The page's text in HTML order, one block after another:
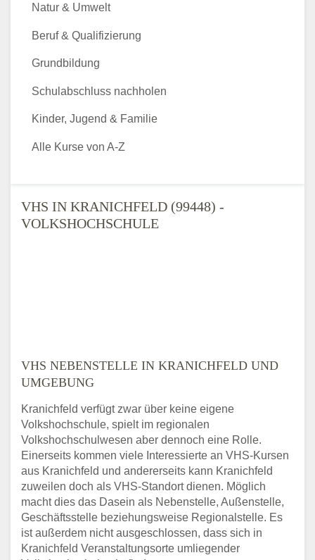
VHS IN KRANICHFELD (99448) -
VOLKSHOCHSCHULE
VHS NEBENSTELLE IN KRANICHFELD UND
UMGEBUNG
Kranichfeld verfügt zwar über keine eigene
Volkshochschule, spielt im regionalen
Volkshochschulwesen aber dennoch eine Rolle.
Einerseits kommen viele Interessierte an VHS-Kursen
aus Kranichfeld und andererseits kann Kranichfeld
zuweilen doch als VHS-Standort dienen. Möglich
macht dies das Dasein als Nebenstelle, Außenstelle,
Geschäftsstelle beziehungsweise Regionalstelle. Es
ist außerdem nicht ausgeschlossen, dass sich in
Kranichfeld Veranstaltungsorte umliegender
Natur & Umwelt
Beruf & Qualifizierung
Grundbildung
Schulabschluss nachholen
Kinder, Jugend & Familie
Alle Kurse von A-Z